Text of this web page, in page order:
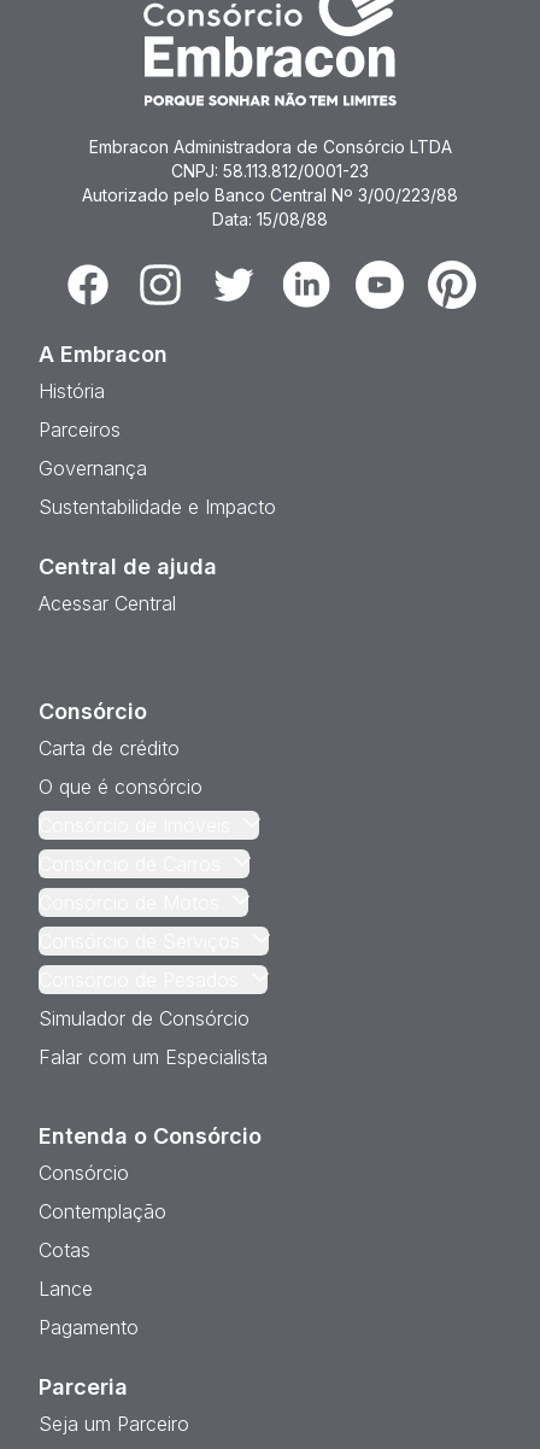
Embracon Administradora de Consórcio LTDA
CNPJ: 58.113.812/0001-23
Autorizado pelo Banco Central Nº 3/00/223/88
Data: 15/08/88
FacebookInstagramTwitter LinkedinYoutubePinterest
A Embracon
História
Parceiros
Governança
Sustentabilidade e Impacto
Central de ajuda
Acessar Central
Consórcio
Carta de crédito
O que é consórcio
Simulador de Consórcio
Falar com um Especialista
Entenda o Consórcio
Consórcio
Contemplação
Cotas
Lance
Pagamento
Parceria
Seja um Parceiro